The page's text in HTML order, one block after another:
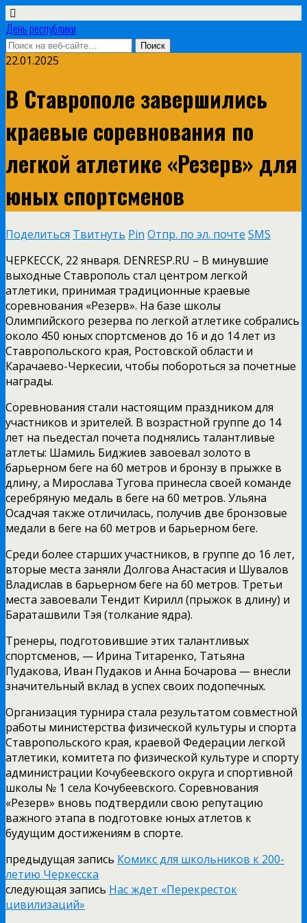
День республики
22.01.2025
В Ставрополе завершились
краевые соревнования по
легкой атлетике «Резерв» для
юных спортсменов
Поделиться Твитнуть Pin Отпр. по эл. почте SMS
ЧЕРКЕССК, 22 января. DENRESP.RU – В минувшие
выходные Ставрополь стал центром легкой
атлетики, принимая традиционные краевые
соревнования «Резерв». На базе школы
Олимпийского резерва по легкой атлетике собрались
около 450 юных спортсменов до 16 и до 14 лет из
Ставропольского края, Ростовской области и
Карачаево-Черкесии, чтобы побороться за почетные
награды.
Соревнования стали настоящим праздником для
участников и зрителей. В возрастной группе до 14
лет на пьедестал почета поднялись талантливые
атлеты: Шамиль Биджиев завоевал золото в
барьерном беге на 60 метров и бронзу в прыжке в
длину, а Мирослава Тугова принесла своей команде
серебряную медаль в беге на 60 метров. Ульяна
Осадчая также отличилась, получив две бронзовые
медали в беге на 60 метров и барьерном беге.
Среди более старших участников, в группе до 16 лет,
вторые места заняли Долгова Анастасия и Шувалов
Владислав в барьерном беге на 60 метров. Третьи
места завоевали Тендит Кирилл (прыжок в длину) и
Бараташвили Тэя (толкание ядра).
Тренеры, подготовившие этих талантливых
спортсменов, — Ирина Титаренко, Татьяна
Пудакова, Иван Пудаков и Анна Бочарова — внесли
значительный вклад в успех своих подопечных.
Организация турнира стала результатом совместной
работы министерства физической культуры и спорта
Ставропольского края, краевой Федерации легкой
атлетики, комитета по физической культуре и спорту
администрации Кочубеевского округа и спортивной
школы № 1 села Кочубеевского. Соревнования
«Резерв» вновь подтвердили свою репутацию
важного этапа в подготовке юных атлетов к
будущим достижениям в спорте.
предыдущая запись Комикс для школьников к 200-
летию Черкесска
следующая запись Нас ждет «Перекресток
цивилизаций»